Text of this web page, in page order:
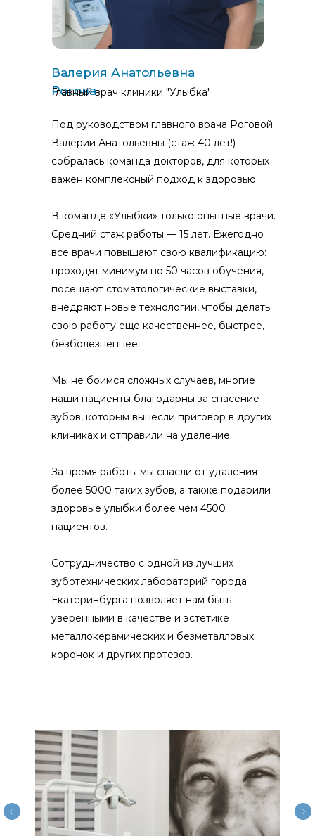
Валерия Анатольевна
Рогова
Главный врач клиники "Улыбка"
Под руководством главного врача Роговой
Валерии Анатольевны (стаж 40 лет!)
собралась команда докторов, для которых
важен комплексный подход к здоровью.
В команде «Улыбки» только опытные врачи.
Средний стаж работы — 15 лет. Ежегодно
все врачи повышают свою квалификацию:
проходят минимум по 50 часов обучения,
посещают стоматологические выставки,
внедряют новые технологии, чтобы делать
свою работу еще качественнее, быстрее,
безболезненнее.
Мы не боимся сложных случаев, многие
наши пациенты благодарны за спасение
зубов, которым вынесли приговор в других
клиниках и отправили на удаление.
За время работы мы спасли от удаления
более 5000 таких зубов, а также подарили
здоровые улыбки более чем 4500
пациентов.
Сотрудничество с одной из лучших
зуботехнических лабораторий города
Екатеринбурга позволяет нам быть
уверенными в качестве и эстетике
металлокерамических и безметалловых
коронок и других протезов.
Официальная информация
Выписка из лицензии
Данные о государственной регистрации
Положение об условиях, порядке,
форме предоставления медицинских
услуг и порядке их оплаты